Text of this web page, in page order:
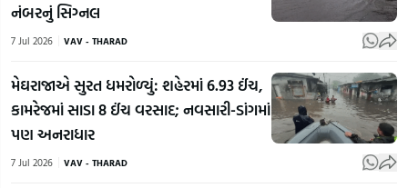
નંબરનું સિગ્નલ
7 Jul 2026 VAV - THARAD
મેઘરાજાએ સુરત ધમરોળ્યું: શહેરમાં 6.93 ઈંચ,
કામરેજમાં સાડા 8 ઈંચ વરસાદ; નવસારી-ડાંગમાં
પણ અનરાધાર
7 Jul 2026 VAV - THARAD